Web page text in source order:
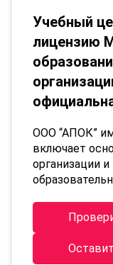
Учебный
лицензию
ООО “АПОК”
включает
организации